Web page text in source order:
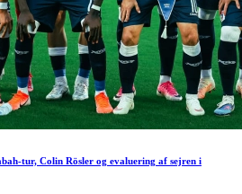
tur, Colin Rösler og evaluering af sejren i